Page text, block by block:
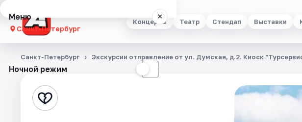
Концерты Театр Стендап Выставки
Меню ×
Санкт-Петербург
Концерты
Стендап
Ночной режим ☾
Санкт-Петербург Экскурсии отправление от ул. Думская, д.2. Киоск